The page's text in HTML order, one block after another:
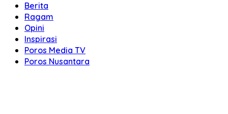
Berita
Ragam
Opini
Inspirasi
Poros Media TV
Poros Nusantara